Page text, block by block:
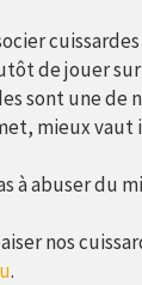
de jouer sur
sont une de
mieux vaut
à abuser du
nos
.